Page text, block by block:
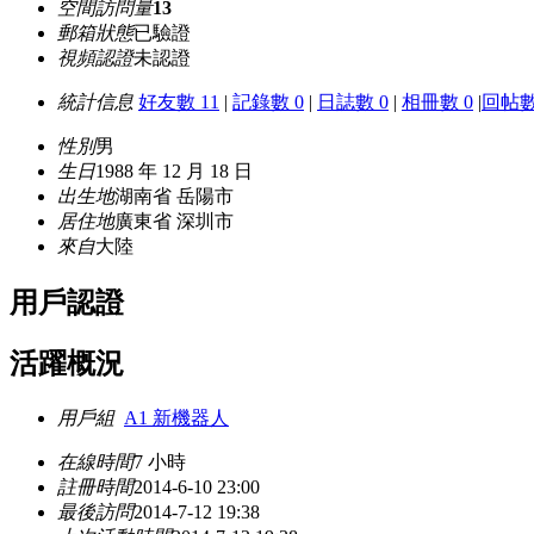
空間訪問量13
郵箱狀態已驗證
視頻認證未認證
統計信息 好友數 11 | 記錄數 0 | 日誌數 0 | 相冊數 0 |回帖
性別男
生日1988 年 12 月 18 日
出生地湖南省 岳陽市
居住地廣東省 深圳市
來自大陸
用戶認證
活躍概況
用戶組 A1 新機器人
在線時間7 小時
註冊時間2014-6-10 23:00
最後訪問2014-7-12 19:38